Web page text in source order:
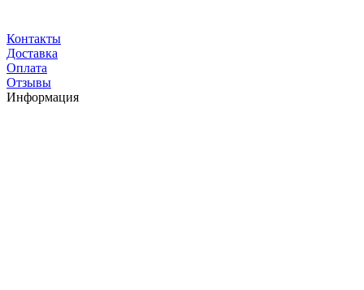
Контакты
Доставка
Оплата
Отзывы
Информация